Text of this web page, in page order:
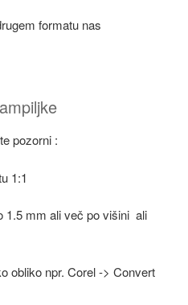
formatu nas
pozorni :
1:1
1.5 mm ali več po višini ali
obliko npr. Corel -> Convert